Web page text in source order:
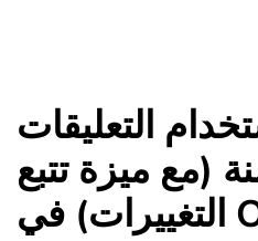
التعليقات
(مع ميزة تتبع